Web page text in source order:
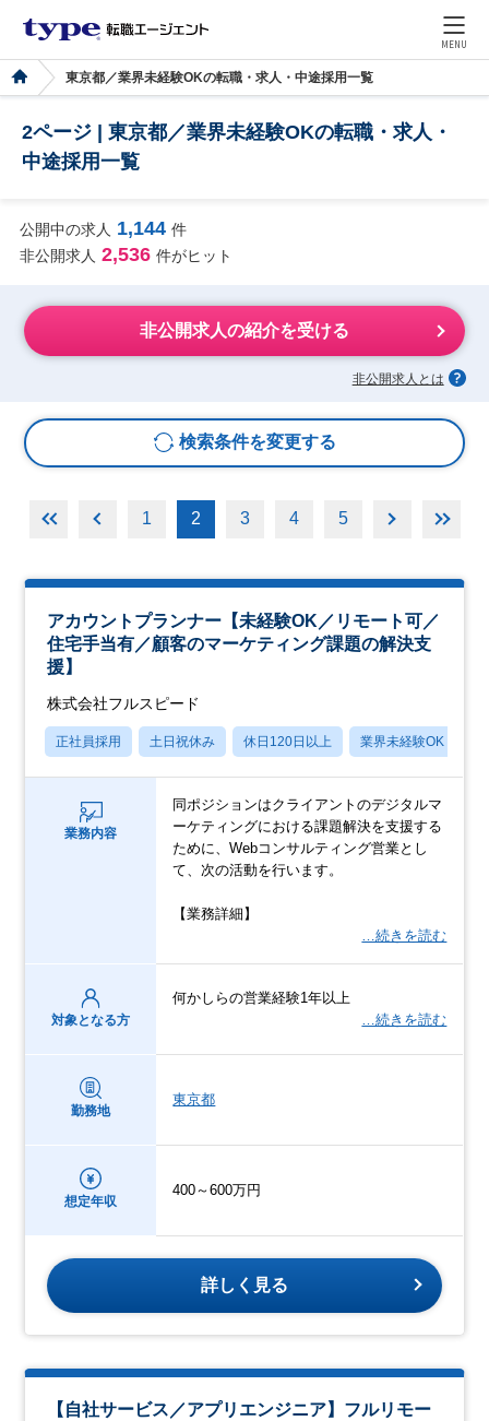
MENU
東京都／業界未経験OKの転職・求人・中途採用一覧
2ページ | 東京都／業界未経験OKの転職・求人・
中途採用一覧
公開中の求人 1,144 件
非公開求人 2,536 件がヒット
非公開求人の紹介を受ける
非公開求人とは
検索条件を変更する
1 2 3 4 5
アカウントプランナー【未経験OK／リモート可／
住宅手当有／顧客のマーケティング課題の解決支
援】
株式会社フルスピード
正社員採用 土日祝休み 休日120日以上 業界未経験OK
業務内容
同ポジションはクライアントのデジタルマ
ーケティングにおける課題解決を支援する
ために、Webコンサルティング営業とし
て、次の活動を行います。
【業務詳細】
…続きを読む
対象となる方
何かしらの営業経験1年以上
…続きを読む
勤務地
東京都
想定年収
400～600万円
詳しく見る
【自社サービス／アプリエンジニア】フルリモー